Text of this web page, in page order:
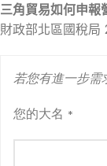
三角貿易如何申報
財政部北區國稅局
若您有進一步需
您的大名 *